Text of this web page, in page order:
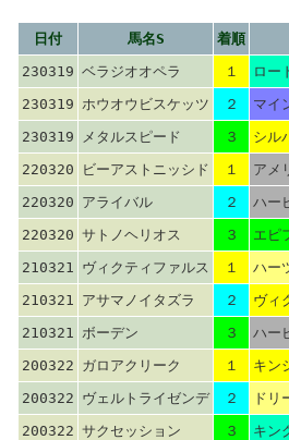
日付 馬名S 着順
230319 ベラジオオペラ １ ロー
230319 ホウオウビスケッツ ２ マイ
230319
メタルスピード ３ シル
220320
ビーアストニッシド １ アメ
220320 アライバル ２ ハー
220320 サトノヘリオス ３ エピ
210321
ヴィクティファルス １ ハー
210321
アサマノイタズラ ２ ヴィ
210321
ボーデン ３ ハー
200322 ガロアクリーク １ キン
200322 ヴェルトライゼンデ ２ ドリ
200322 サクセッション ３ キン